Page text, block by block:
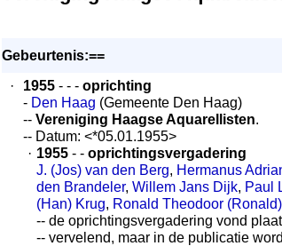
Gebeurtenis:==
·
1955 - - - oprichting
- Den Haag (Gemeente Den Haag)
-- Vereniging Haagse Aquarellisten.
-- Datum: <*05.01.1955>
· 1955 - - oprichtingsvergadering
J. (Jos) van den Berg, Hermanus
den Brandeler, Willem Jans Dijk, Paul
(Han) Krug, Ronald Theodoor
-- de oprichtingsvergadering vond
-- vervelend, maar in de publicatie